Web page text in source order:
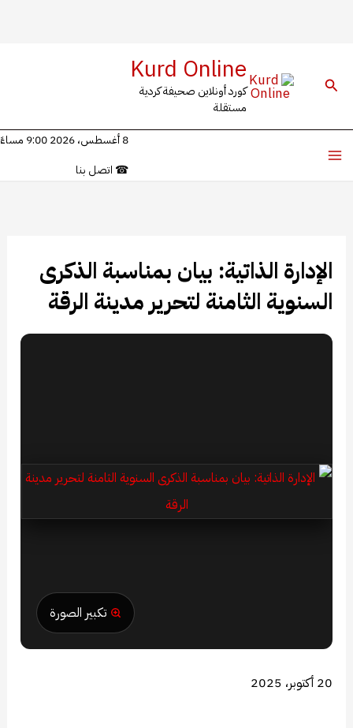
البحث Kurd Online
كورد أونلاين صحيفة كردية
مستقلة
8 أغسطس، 2026 9:00 مساءً
☎ اتصل بنا
الإدارة الذاتية: بيان بمناسبة الذكرى
السنوية الثامنة لتحرير مدينة الرقة
تكبير الصورة
20 أكتوبر، 2025